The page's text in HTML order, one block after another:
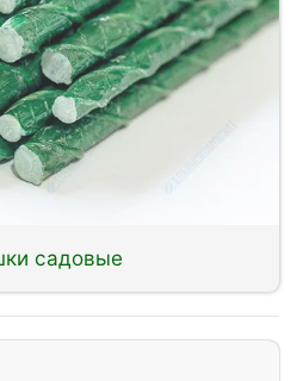
садовые